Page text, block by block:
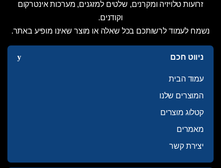
זרועות טלויזיה ומקרנים, שלטים למזגנים, מערכות אינטרקום
וקודנים.
נשמח לעמוד לרשותכם בכל שאלה או מוצר שאינו מופיע באתר.
ניווט חכם
עמוד הבית
המוצרים שלנו
קטלוג מוצרים
מאמרים
יצירת קשר